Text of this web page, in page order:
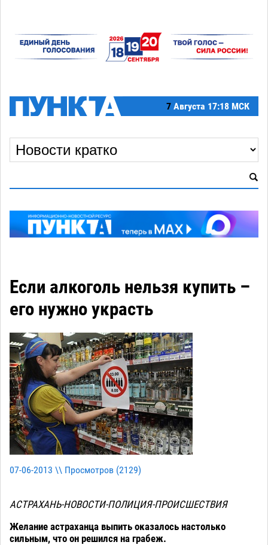
7 Августа 17:18 МСК
Если алкоголь нельзя купить –
его нужно украсть
07-06-2013 \\ Просмотров (2129)
АСТРАХАНЬ-НОВОСТИ-ПОЛИЦИЯ-ПРОИСШЕСТВИЯ
Желание астраханца выпить оказалось настолько
сильным, что он решился на грабеж.